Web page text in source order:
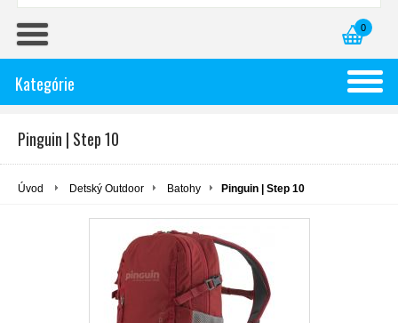
0
Kategórie
Pinguin | Step 10
Úvod Detský Outdoor Batohy Pinguin | Step 10